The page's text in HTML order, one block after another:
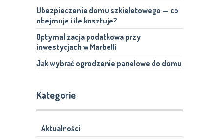
Ubezpieczenie domu szkieletowego — co
obejmuje i ile kosztuje?
Optymalizacja podatkowa przy
inwestycjach w Marbelli
Jak wybrać ogrodzenie panelowe do domu
Kategorie
Aktualności